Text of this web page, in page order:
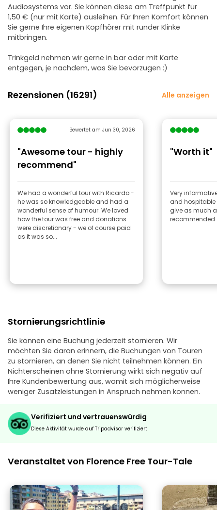
Audiosystems vor. Sie können diese am Treffpunkt für
1,50 € (nur mit Karte) ausleihen. Für Ihren Komfort können
Sie gerne Ihre eigenen Kopfhörer mit runder Klinke
mitbringen.
Trinkgeld nehmen wir gerne in bar oder mit Karte
entgegen, je nachdem, was Sie bevorzugen :)
Rezensionen (16291) Alle anzeigen
Bewertet am Jun 30, 2026
"Awesome tour - highly
recommend"
We had a wonderful tour with Ricardo -
he was so knowledgeable and had a
wonderful sense of humour. We loved
how the tour was free and donations
were discretionary - we of course paid
as it was so...
"Worth it"
Very
and
give as much
recommended
Stornierungsrichtlinie
Sie können eine Buchung jederzeit stornieren. Wir
möchten Sie daran erinnern, die Buchungen von Touren
zu stornieren, an denen Sie nicht teilnehmen können. Ein
Nichterscheinen ohne Stornierung wirkt sich negativ auf
Ihre Kundenbewertung aus, womit sich möglicherweise
weniger Zusatzleistungen in Anspruch nehmen können.
Verifiziert und vertrauenswürdig
Diese Aktivität wurde auf Tripadvisor verifiziert
Veranstaltet von Florence Free Tour-Tale